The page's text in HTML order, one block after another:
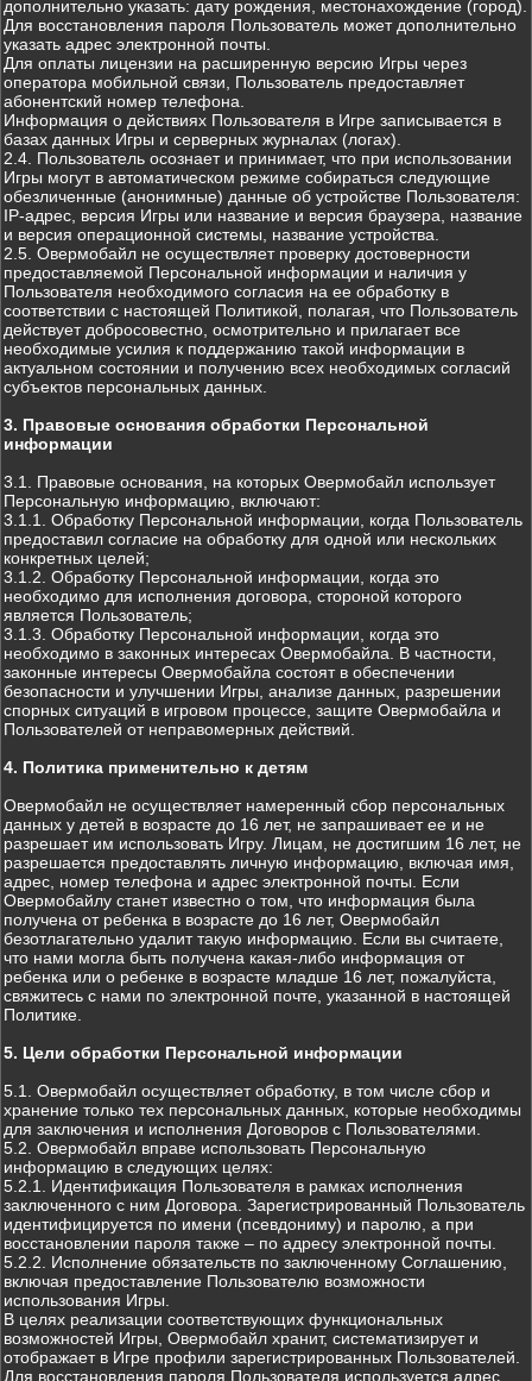
дополнительно указать: дату рождения, местонахождение (город).
Для восстановления пароля Пользователь может дополнительно
указать адрес электронной почты.
Для оплаты лицензии на расширенную версию Игры через
оператора мобильной связи, Пользователь предоставляет
абонентский номер телефона.
Информация о действиях Пользователя в Игре записывается в
базах данных Игры и серверных журналах (логах).
2.4. Пользователь осознает и принимает, что при использовании
Игры могут в автоматическом режиме собираться следующие
обезличенные (анонимные) данные об устройстве Пользователя:
IP-адрес, версия Игры или название и версия браузера, название
и версия операционной системы, название устройства.
2.5. Овермобайл не осуществляет проверку достоверности
предоставляемой Персональной информации и наличия у
Пользователя необходимого согласия на ее обработку в
соответствии с настоящей Политикой, полагая, что Пользователь
действует добросовестно, осмотрительно и прилагает все
необходимые усилия к поддержанию такой информации в
актуальном состоянии и получению всех необходимых согласий
субъектов персональных данных.
3. Правовые основания обработки Персональной
информации
3.1. Правовые основания, на которых Овермобайл использует
Персональную информацию, включают:
3.1.1. Обработку Персональной информации, когда Пользователь
предоставил согласие на обработку для одной или нескольких
конкретных целей;
3.1.2. Обработку Персональной информации, когда это
необходимо для исполнения договора, стороной которого
является Пользователь;
3.1.3. Обработку Персональной информации, когда это
необходимо в законных интересах Овермобайла. В частности,
законные интересы Овермобайла состоят в обеспечении
безопасности и улучшении Игры, анализе данных, разрешении
спорных ситуаций в игровом процессе, защите Овермобайла и
Пользователей от неправомерных действий.
4. Политика применительно к детям
Овермобайл не осуществляет намеренный сбор персональных
данных у детей в возрасте до 16 лет, не запрашивает ее и не
разрешает им использовать Игру. Лицам, не достигшим 16 лет, не
разрешается предоставлять личную информацию, включая имя,
адрес, номер телефона и адрес электронной почты. Если
Овермобайлу станет известно о том, что информация была
получена от ребенка в возрасте до 16 лет, Овермобайл
безотлагательно удалит такую информацию. Если вы считаете,
что нами могла быть получена какая-либо информация от
ребенка или о ребенке в возрасте младше 16 лет, пожалуйста,
свяжитесь с нами по электронной почте, указанной в настоящей
Политике.
5. Цели обработки Персональной информации
5.1. Овермобайл осуществляет обработку, в том числе сбор и
хранение только тех персональных данных, которые необходимы
для заключения и исполнения Договоров с Пользователями.
5.2. Овермобайл вправе использовать Персональную
информацию в следующих целях:
5.2.1. Идентификация Пользователя в рамках исполнения
заключенного с ним Договора. Зарегистрированный Пользователь
идентифицируется по имени (псевдониму) и паролю, а при
восстановлении пароля также – по адресу электронной почты.
5.2.2. Исполнение обязательств по заключенному Соглашению,
включая предоставление Пользователю возможности
использования Игры.
В целях реализации соответствующих функциональных
возможностей Игры, Овермобайл хранит, систематизирует и
отображает в Игре профили зарегистрированных Пользователей.
Для восстановления пароля Пользователя используется адрес